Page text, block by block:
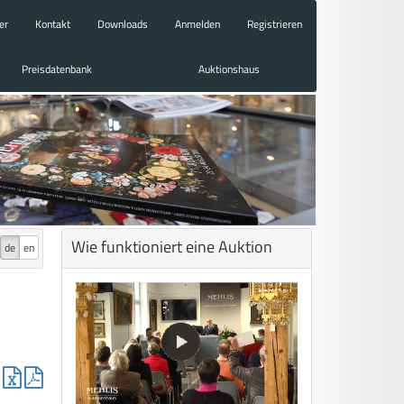
Kontakt Downloads Anmelden Registrieren
Preisdatenbank Auktionshaus
de en Wie funktioniert eine Auktion